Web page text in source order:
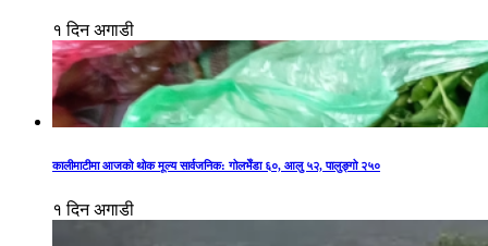
१ दिन अगाडी
कालीमाटीमा आजको थोक मूल्य सार्वजनिक: गोलभेँडा ६०, आलु ५२, पालुङ्गो २५०
१ दिन अगाडी